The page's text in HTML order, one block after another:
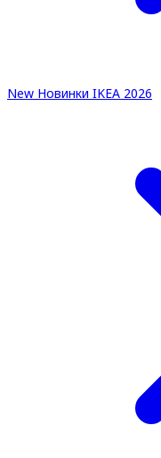
New Новинки IKEA 2026